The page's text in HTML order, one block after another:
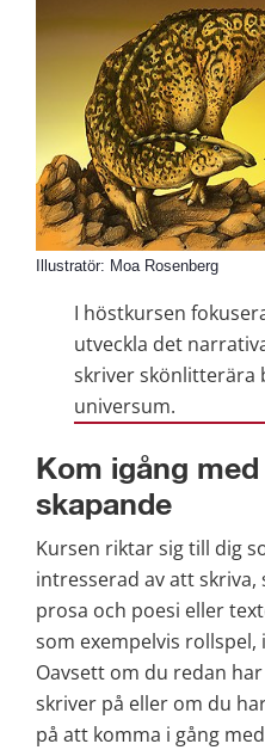
Illustratör: Moa Rosenberg
I höstkursen
utveckla det
skriver skönlitterära
universum.
Kom igång
skapande
Kursen riktar sig till dig
intresserad av att
prosa och poesi eller
som exempelvis
Oavsett om du redan
skriver på eller om du
på att komma i gång